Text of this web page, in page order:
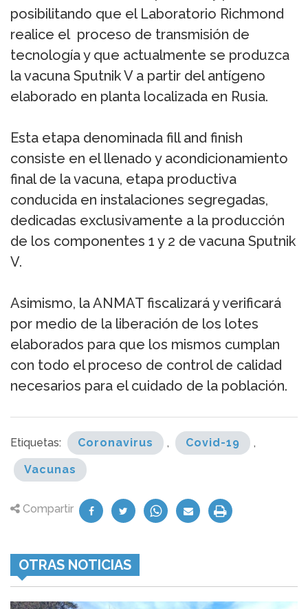
posibilitando que el Laboratorio Richmond
realice el proceso de transmisión de
tecnología y que actualmente se produzca
la vacuna Sputnik V a partir del antígeno
elaborado en planta localizada en Rusia.
Esta etapa denominada fill and finish
consiste en el llenado y acondicionamiento
final de la vacuna, etapa productiva
conducida en instalaciones segregadas,
dedicadas exclusivamente a la producción
de los componentes 1 y 2 de vacuna Sputnik
V.
Asimismo, la ANMAT fiscalizará y verificará
por medio de la liberación de los lotes
elaborados para que los mismos cumplan
con todo el proceso de control de calidad
necesarios para el cuidado de la población.
Etiquetas: Coronavirus , Covid-19 ,
Vacunas
Compartir
OTRAS NOTICIAS